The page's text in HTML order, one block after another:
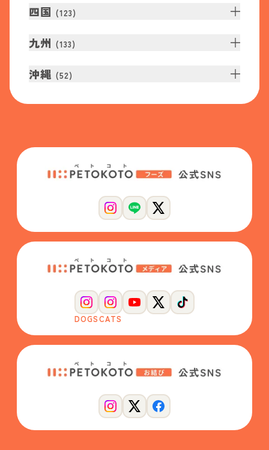
四国 (123)
九州 (133)
沖縄 (52)
DOGSCATS